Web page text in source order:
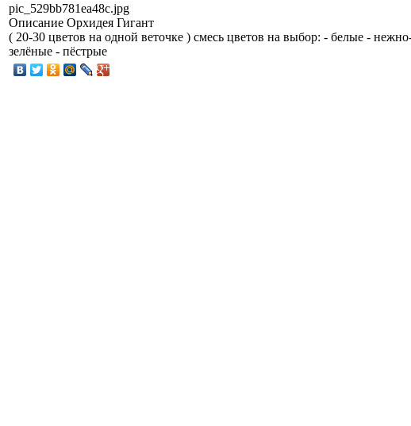
pic_529bb781ea48c.jpg
Описание Орхидея Гигант
( 20-30 цветов на одной веточке ) смесь цветов на выбор: - белые -
зелёные - пёстрые